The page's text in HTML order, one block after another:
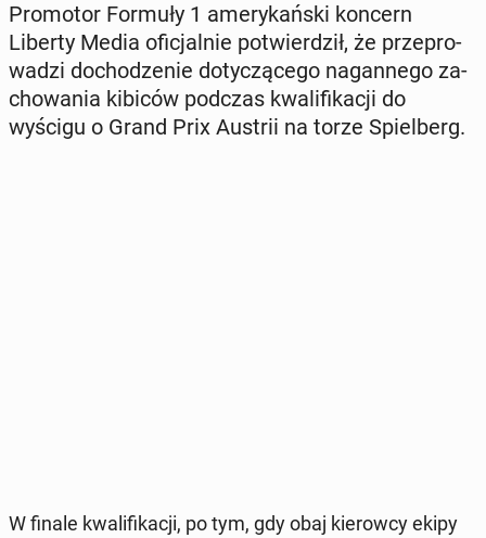
Pro­mo­tor Formuły 1 ame­ry­kań­ski koncern
Liberty Media ofi­cjal­nie po­twier­dził, że prze­pro­
wa­dzi do­cho­dze­nie do­ty­czą­ce­go na­gan­ne­go za­
cho­wa­nia kibiców podczas kwa­li­fi­ka­cji do
wyścigu o Grand Prix Austrii na torze Spiel­berg.
W finale kwa­li­fi­ka­cji, po tym, gdy obaj kie­row­cy ekipy